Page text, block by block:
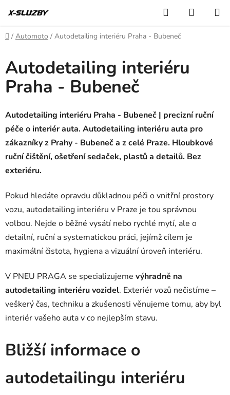
na
obsah
Hledat
KOŠÍK
Domů
/ Automoto / Autodetailing interiéru Praha - Bubeneč
Autodetailing interiéru
Praha - Bubeneč
Autodetailing interiéru Praha - Bubeneč | precizní ruční
péče o interiér auta. Autodetailing interiéru auta pro
zákazníky z Prahy - Bubeneč a z celé Praze. Hloubkové
ruční čištění, ošetření sedaček, plastů a detailů. Bez
exteriéru.
Pokud hledáte opravdu důkladnou péči o vnitřní prostory
vozu, autodetailing interiéru v Praze je tou správnou
volbou. Nejde o běžné vysátí nebo rychlé mytí, ale o
detailní, ruční a systematickou práci, jejímž cílem je
maximální čistota, hygiena a vizuální úroveň interiéru.
V PNEU PRAGA se specializujeme výhradně na
autodetailing interiéru vozidel. Exteriér vozů nečistíme –
veškerý čas, techniku a zkušenosti věnujeme tomu, aby byl
interiér vašeho auta v co nejlepším stavu.
Bližší informace o
autodetailingu interiéru